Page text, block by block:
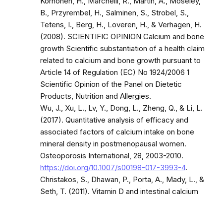
B., Przyrembel, H., Salminen, S., Strobel, S.,
Tetens, I., Berg, H., Loveren, H., & Verhagen, H.
(2008). SCIENTIFIC OPINION Calcium and bone
growth Scientific substantiation of a health claim
related to calcium and bone growth pursuant to
Article 14 of Regulation (EC) No 1924/2006 1
Scientific Opinion of the Panel on Dietetic
Products, Nutrition and Allergies.
Wu, J., Xu, L., Lv, Y., Dong, L., Zheng, Q., & Li, L.
(2017). Quantitative analysis of efficacy and
associated factors of calcium intake on bone
mineral density in postmenopausal women.
Osteoporosis International, 28, 2003-2010.
https://doi.org/10.1007/s00198-017-3993-4.
Christakos, S., Dhawan, P., Porta, A., Mady, L., &
Seth, T. (2011). Vitamin D and intestinal calcium